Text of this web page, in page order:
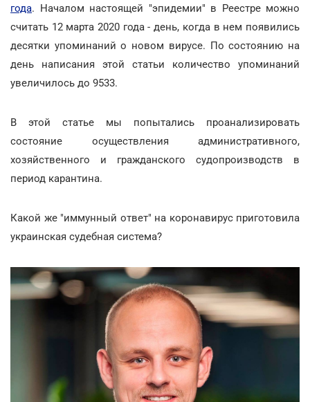
года. Началом настоящей "эпидемии" в Реестре можно
считать 12 марта 2020 года - день, когда в нем появились
десятки упоминаний о новом вирусе. По состоянию на
день написания этой статьи количество упоминаний
увеличилось до 9533.
В этой статье мы попытались проанализировать
состояние осуществления административного,
хозяйственного и гражданского судопроизводств в
период карантина.
Какой же "иммунный ответ" на коронавирус приготовила
украинская судебная система?